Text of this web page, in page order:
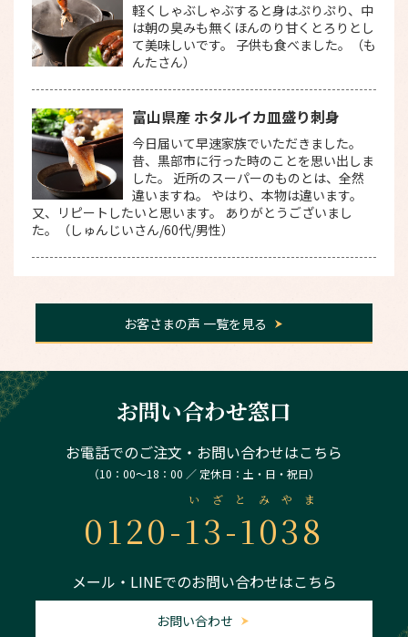
軽くしゃぶしゃぶすると身はぷりぷり、中
は朝の臭みも無くほんのり甘くとろりとし
て美味しいです。 子供も食べました。（も
んたさん）
富山県産 ホタルイカ皿盛り刺身
今日届いて早速家族でいただきました。
昔、黒部市に行った時のことを思い出しま
した。 近所のスーパーのものとは、全然
違いますね。 やはり、本物は違います。
又、リピートしたいと思います。 ありがとうございまし
た。（しゅんじいさん/60代/男性）
お客さまの声 一覧を見る
お問い合わせ窓口
お電話でのご注文・お問い合わせはこちら
（10：00～18：00 ／ 定休日：土・日・祝日）
0120-13-1038
いざとみやま
メール・LINEでのお問い合わせはこちら
お問い合わせ